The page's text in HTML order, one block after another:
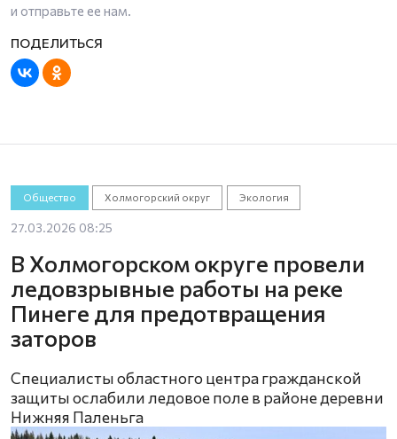
и отправьте ее нам.
Общество Холмогорский округ Экология
27.03.2026 08:25
В Холмогорском округе провели
ледовзрывные работы на реке
Пинеге для предотвращения
заторов
Специалисты областного центра гражданской
защиты ослабили ледовое поле в районе деревни
Нижняя Паленьга